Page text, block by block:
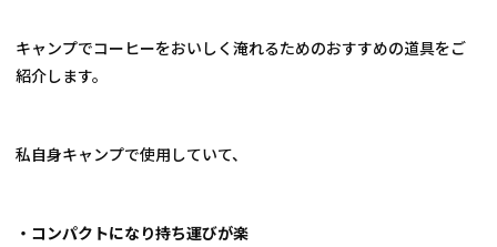
キャンプでコーヒーをおいしく淹れるためのおすすめの道具をご
紹介します。
私自身キャンプで使用していて、
・コンパクトになり持ち運びが楽